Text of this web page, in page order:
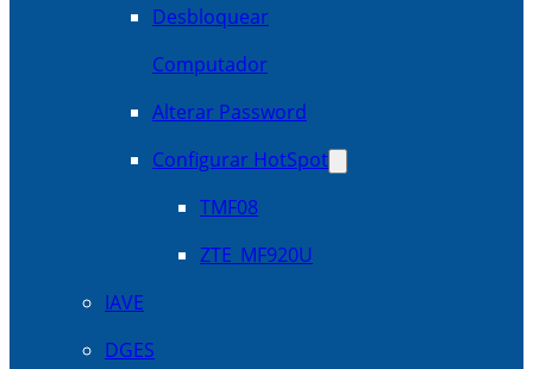
Desbloquear
Computador
Alterar Password
Configurar HotSpot
TMF08
ZTE_MF920U
IAVE
DGES